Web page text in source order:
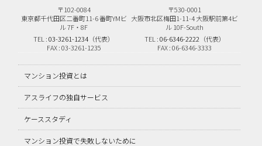
〒102-0084
東京都千代田区二番町11-6番町YMビ
ル 7F・8F
TEL :03-3261-1234 （代表）
FAX : 03-3261-1235
〒530-0001
大阪市北区梅田1-11-4大阪駅前第4ビ
ル 10F-South
TEL :06-6346-2222 （代表）
FAX : 06-6346-3333
マンション投資とは
アスライフの独自サービス
ケーススタディ
マンション投資で失敗しないために